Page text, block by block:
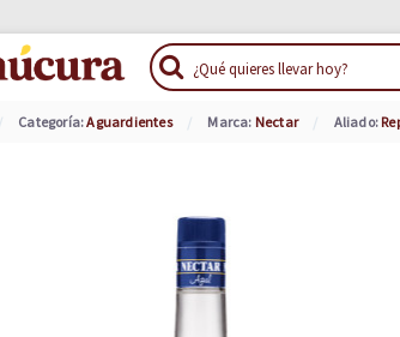
Categoría:Aguardientes Marca: Nectar Aliado: